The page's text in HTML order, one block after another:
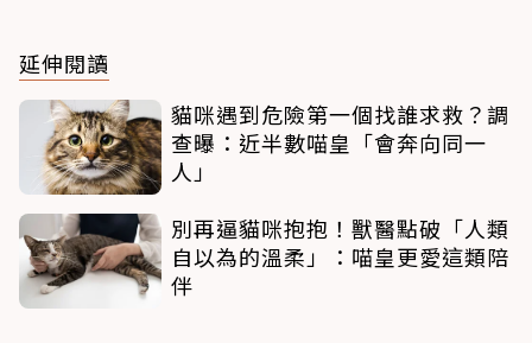
延伸閱讀
貓咪遇到危險第一個找誰求救？調
查曝：近半數喵皇「會奔向同一
人」
別再逼貓咪抱抱！獸醫點破「人類
自以為的溫柔」：喵皇更愛這類陪
伴